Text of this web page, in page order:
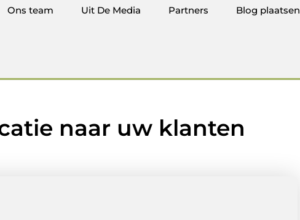
Ons team Uit De Media Partners Blog plaatsen
naar uw klanten